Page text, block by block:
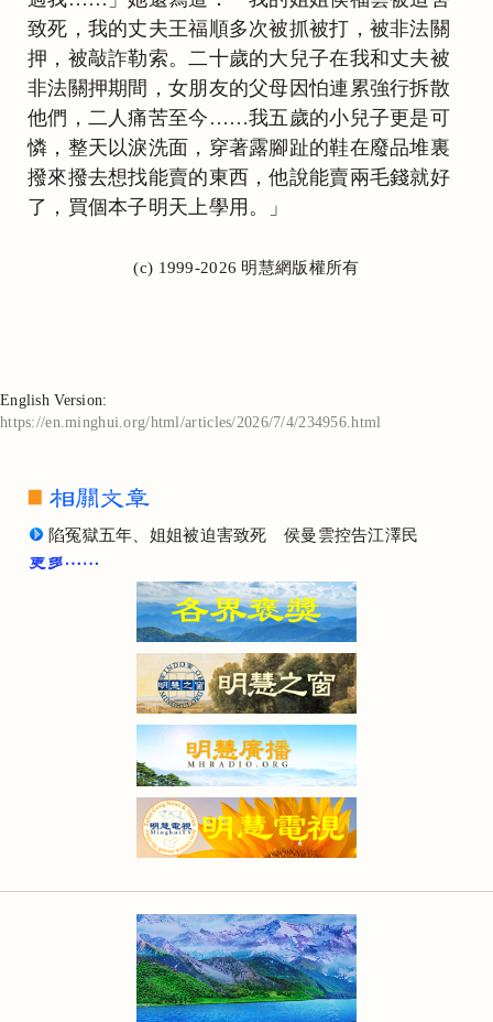
致死，我的丈夫王福順多次被抓被打，被非法關
押，被敲詐勒索。二十歲的大兒子在我和丈夫被
非法關押期間，女朋友的父母因怕連累強行拆散
他們，二人痛苦至今……我五歲的小兒子更是可
憐，整天以淚洗面，穿著露腳趾的鞋在廢品堆裏
撥來撥去想找能賣的東西，他說能賣兩毛錢就好
了，買個本子明天上學用。」
(c) 1999-2026 明慧網版權所有
English Version:
https://en.minghui.org/html/articles/2026/7/4/234956.html
陷冤獄五年、姐姐被迫害致死 侯曼雲控告江澤民